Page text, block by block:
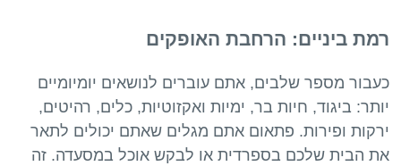
רמת ביניים: הרחבת האופקים
כעבור מספר שלבים, אתם עוברים לנושאים יומיומיים
יותר: ביגוד, חיות בר, ימיות ואקזוטיות, כלים, רהיטים,
ירקות ופירות. פתאום אתם מגלים שאתם יכולים לתאר
את הבית שלכם בספרדית או לבקש אוכל במסעדה. זה